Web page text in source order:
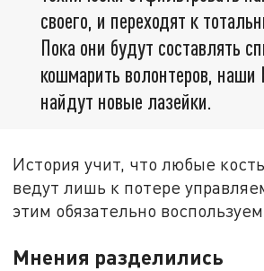
своего, и переходят к
Пока они будут составлять
кошмарить волонтеров, наши
найдут новые лазейки.
История учит, что любые
ведут лишь к потере
этим обязательно
Мнения разделились